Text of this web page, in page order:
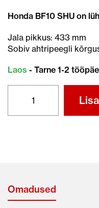
Honda BF10 SHU on
Jala pikkus: 433 mm
Sobiv ahtripeegli
Laos - Tarne 1-2
Omadused